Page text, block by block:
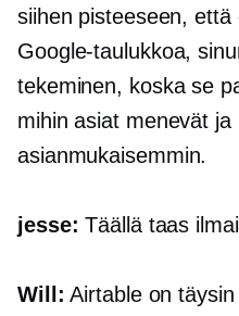
siihen pisteeseen,
Google-taulukkoa,
tekeminen, koska se
mihin asiat menevät
asianmukaisemmin.
jesse: Täällä taas
Will: Airtable on